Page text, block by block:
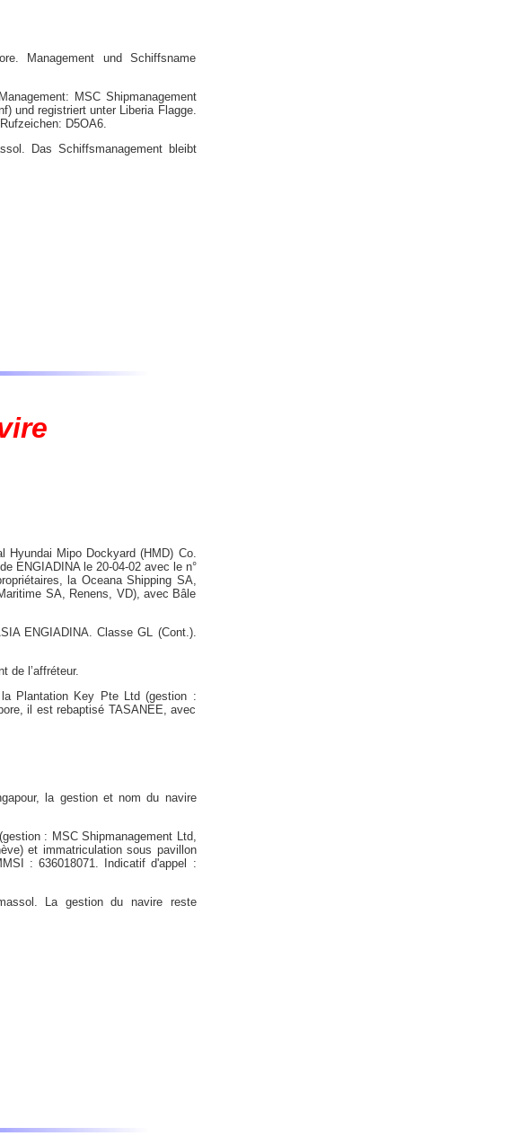
Management und Schiffsname
MSC Shipmanagement
und registriert unter Liberia Flagge.
D5OA6.
Das Schiffsmanagement bleibt
Hyundai Mipo Dockyard (HMD) Co.
ENGIADINA le 20-04-02 avec le n°
la Oceana Shipping SA,
SA, Renens, VD), avec Bâle
ENGIADINA. Classe GL (Cont.).
de l’affréteur.
Plantation Key Pte Ltd (gestion :
il est rebaptisé TASANEE, avec
la gestion et nom du navire
: MSC Shipmanagement Ltd,
et immatriculation sous pavillon
: 636018071. Indicatif d'appel :
La gestion du navire reste